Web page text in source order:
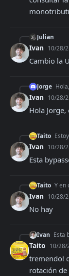
Julian
Ivan 10/28/
Cambio la
Jorge Hola,
Ivan 10/28/
Hola
Taito Estoy
Ivan 10/28/
Esta
Taito Y en
Ivan 10/28/
No hay
Ivan Esta
Taito 10/28/
tremendo!
rotación de